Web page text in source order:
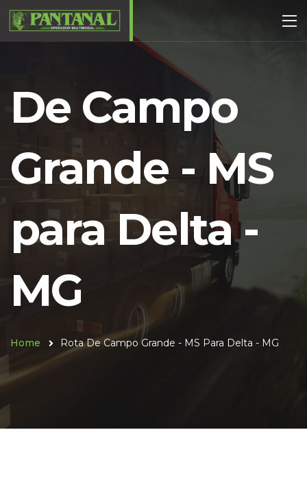
De Campo
Grande - MS
para Delta -
MG
Home Rota De Campo Grande - MS Para Delta - MG